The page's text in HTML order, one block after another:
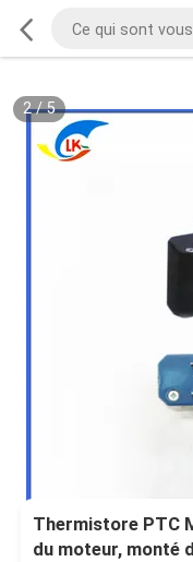
2/5
Thermistore PTC
du moteur, monté